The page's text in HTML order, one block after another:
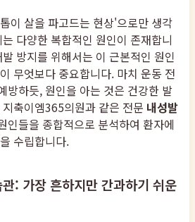
이 살을 파고드는 현상'으로만 생각
다양한 복합적인 원인이 존재합니
방지를 위해서는 이 근본적인 원인
무엇보다 중요합니다. 마치 운동 전
방하듯, 원인을 아는 것은 건강한 발
축이엠365의원과 같은 전문 내성발
인들을 종합적으로 분석하여 환자에
수립합니다.
: 가장 흔하지만 간과하기 쉬운